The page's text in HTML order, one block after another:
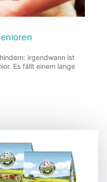
irgendwann ist
Es fällt einem lange